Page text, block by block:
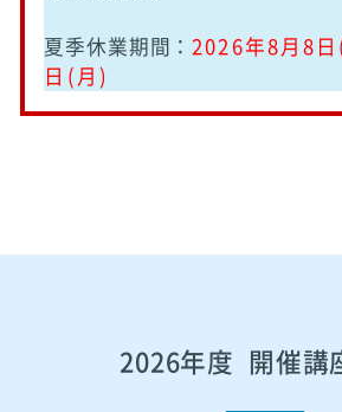
夏季休業期間：2026年8月8
日(月)
2026年度 開催講